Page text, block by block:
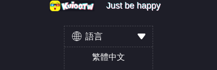
Just be happy
Just be happy
Just be happy
語言
繁體中文